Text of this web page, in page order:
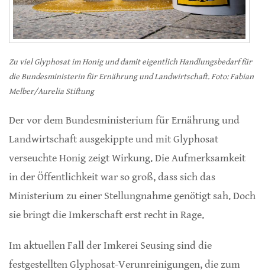
Zu viel Glyphosat im Honig und damit eigentlich Handlungsbedarf für
die Bundesministerin für Ernährung und Landwirtschaft. Foto: Fabian
Melber/Aurelia Stiftung
Der vor dem Bundesministerium für Ernährung und
Landwirtschaft ausgekippte und mit Glyphosat
verseuchte Honig zeigt Wirkung. Die Aufmerksamkeit
in der Öffentlichkeit war so groß, dass sich das
Ministerium zu einer Stellungnahme genötigt sah. Doch
sie bringt die Imkerschaft erst recht in Rage.
Im aktuellen Fall der Imkerei Seusing sind die
festgestellten Glyphosat-Verunreinigungen, die zum